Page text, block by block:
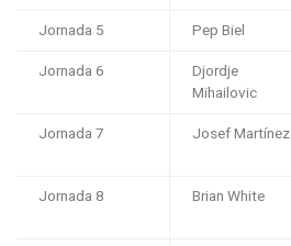
Jornada 5
Pep Biel
Jornada 6
Djordje
Mihailovic
Jornada 7 Josef Martínez
Jornada 8
Brian White